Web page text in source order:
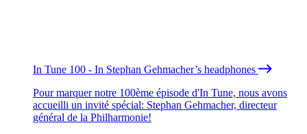
In Tune 100 - In Stephan Gehmacher’s headphones
Pour marquer notre 100ème épisode d'In Tune, nous avons
accueilli un invité spécial: Stephan Gehmacher, directeur
général de la Philharmonie!